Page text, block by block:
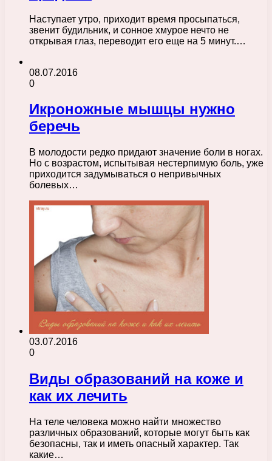
Наступает утро, приходит время просыпаться,
звенит будильник, и сонное хмурое нечто не
открывая глаз, переводит его еще на 5 минут.…
08.07.2016
0
Икроножные мышцы нужно
беречь
В молодости редко придают значение боли в ногах.
Но с возрастом, испытывая нестерпимую боль, уже
приходится задумываться о непривычных
болевых…
03.07.2016
0
Виды образований на коже и
как их лечить
На теле человека можно найти множество
различных образований, которые могут быть как
безопасны, так и иметь опасный характер. Так
какие…